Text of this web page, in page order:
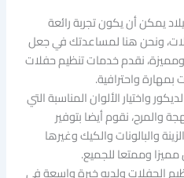
يمكن أن يكون تجربة رائعة
ونحن هنا لمساعدتك في جعل
ومميزة، نقدم خدمات تنظيم حفلات
بمهارة واحترافية.
واختيار الألوان المناسبة التي
والمرح، نقوم أيضا بتوفير
والبالونات والكيك وغيرها
وممتعا للجميع.
الحفلات ولديه خبرة واسعة في